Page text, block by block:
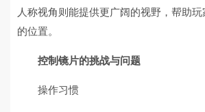
人称视角则能提供更广阔的视野，帮助
的位置。
控制镜片的挑战与问题
操作习惯